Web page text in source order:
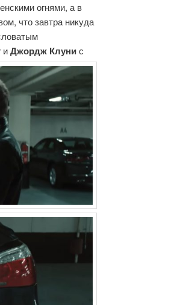
огнями, а в
что завтра никуда
иДжордж Клунис